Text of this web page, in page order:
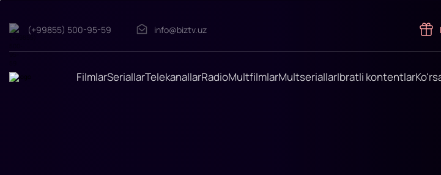
Dovuldagi
filmi
2018-
(+99855) 500-95-59 info@biztv.uz
FilmlarSeriallarTelekanallarRadioMultfilmlarMultseriallarIbratli kontentlar